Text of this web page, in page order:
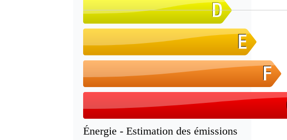
Énergie - Estimation des émissions